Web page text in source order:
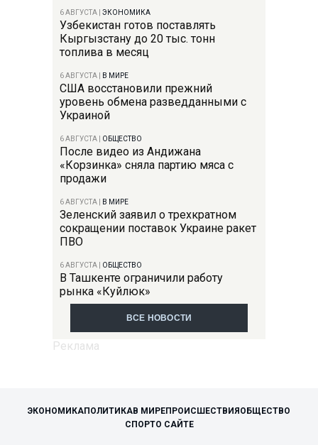
6 АВГУСТА ЭКОНОМИКА
Узбекистан готов поставлять
Кыргызстану до 20 тыс. тонн
топлива в месяц
6 АВГУСТА В МИРЕ
США восстановили прежний
уровень обмена разведданными с
Украиной
6 АВГУСТА ОБЩЕСТВО
После видео из Андижана
«Корзинка» сняла партию мяса с
продажи
6 АВГУСТА В МИРЕ
Зеленский заявил о трехкратном
сокращении поставок Украине ракет
ПВО
6 АВГУСТА ОБЩЕСТВО
В Ташкенте ограничили работу
рынка «Куйлюк»
ВСЕ НОВОСТИ
ЭКОНОМИКАПОЛИТИКАВ МИРЕПРОИСШЕСТВИЯ ОБЩЕСТВО
СПОРТО САЙТЕ